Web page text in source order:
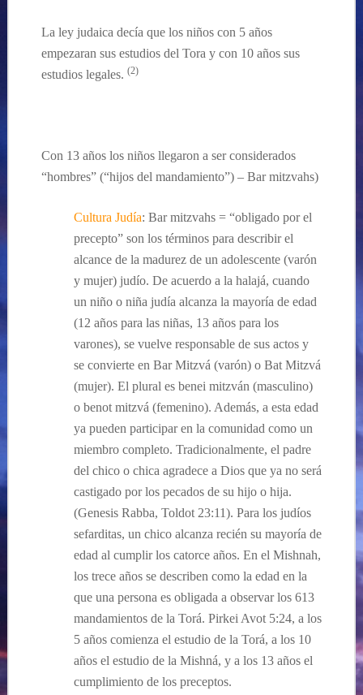
La ley judaica decía que los niños con 5 años
empezaran sus estudios del Tora y con 10 años sus
estudios legales. (2)
Con 13 años los niños llegaron a ser considerados
“hombres” (“hijos del mandamiento”)– Bar mitzvahs)
Cultura Judía: Bar mitzvahs = “obligado por el
precepto” son los términos para describir el
alcance de la madurez de un adolescente (varón
y mujer) judío. De acuerdo a la halajá, cuando
un niño o niña judía alcanza la mayoría de edad
(12 años para las niñas, 13 años para los
varones), se vuelve responsable de sus actos y
se convierte en Bar Mitzvá (varón) o Bat Mitzvá
(mujer). El plural es benei mitzván (masculino)
o benot mitzvá (femenino). Además, a esta edad
ya pueden participar en la comunidad como un
miembro completo. Tradicionalmente, el padre
del chico o chica agradece a Dios que ya no será
castigado por los pecados de su hijo o hija.
(Genesis Rabba, Toldot 23:11). Para los judíos
sefarditas, un chico alcanza recién su mayoría de
edad al cumplir los catorce años. En el Mishnah,
los trece años se describen como la edad en la
que una persona es obligada a observar los 613
mandamientos de la Torá. Pirkei Avot 5:24, a los
5 años comienza el estudio de la Torá, a los 10
años el estudio de la Mishná, y a los 13 años el
cumplimiento de los preceptos.